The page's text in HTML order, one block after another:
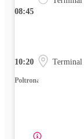
08:45
10:20 Terminal
Poltrona